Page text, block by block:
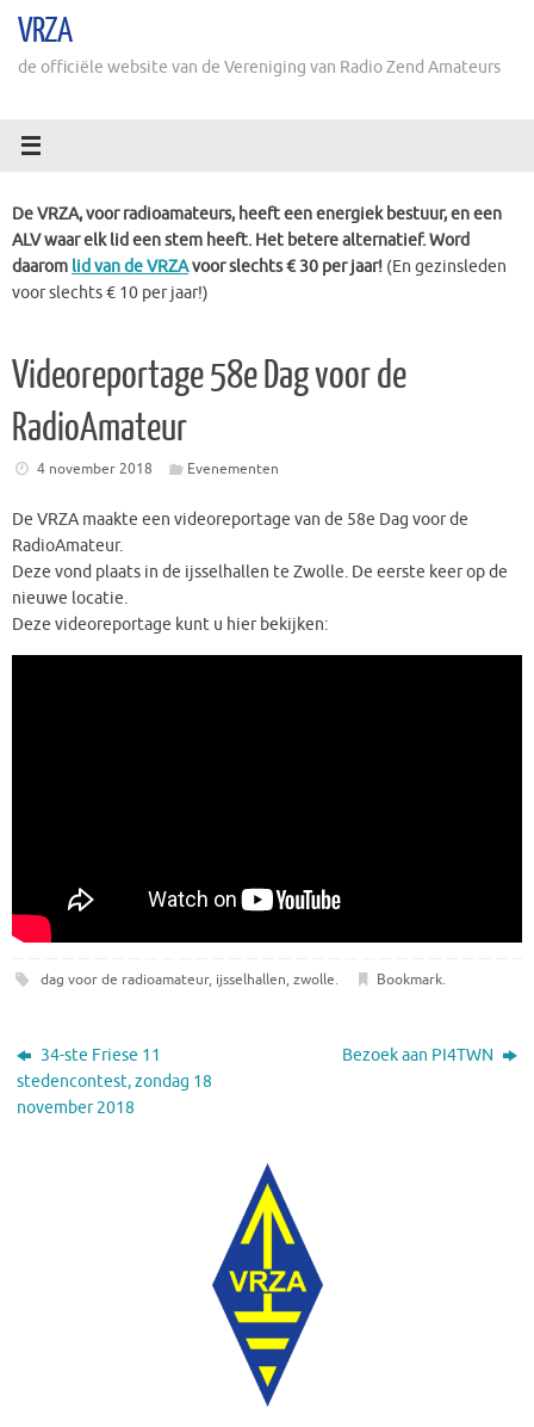
naarVRZA
de officiële website van de Vereniging van Radio Zend Amateurs
De VRZA, voor radioamateurs, heeft een energiek bestuur, en een
ALV waar elk lid een stem heeft. Het betere alternatief. Word
daarom lid van de VRZAvoor slechts € 30 per jaar! (En gezinsleden
voor slechts € 10 per jaar!)
Videoreportage 58e Dag voor de
RadioAmateur
4 november 2018 Evenementen
De VRZA maakte een videoreportage van de 58e Dag voor de
RadioAmateur.
Deze vond plaats in de ijsselhallen te Zwolle. De eerste keer op de
nieuwe locatie.
Deze videoreportage kunt u hier bekijken:
dag voor de radioamateur, ijsselhallen, zwolle. Bookmark.
34-ste Friese 11
stedencontest, zondag 18
november 2018
Bezoek aan PI4TWN